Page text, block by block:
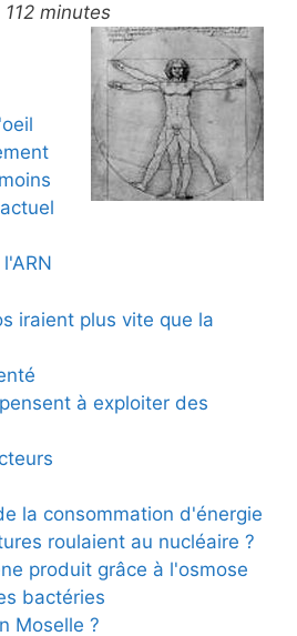
112 minutes
iraient plus vite que la
à exploiter des
la consommation d'énergie
roulaient au nucléaire ?
produit grâce à l'osmose
bactéries
Moselle ?